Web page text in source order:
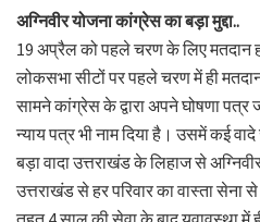
अग्निवीर योजना कांग्रेस का बड़ा मुद्दा..
19 अप्रैल को पहले चरण के लिए मतदान
लोकसभा सीटों पर पहले चरण में ही
सामने कांग्रेस के द्वारा अपने घोषणा पत्र
न्याय पत्र भी नाम दिया है। उसमें कई
बड़ा वादा उत्तराखंड के लिहाज से
उत्तराखंड से हर परिवार का वास्ता सेना